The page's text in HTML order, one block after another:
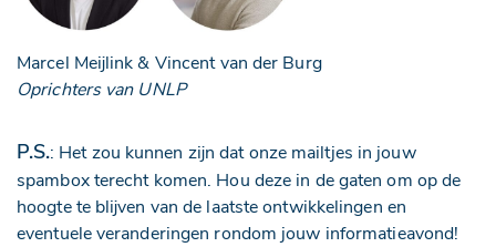
Marcel Meijlink & Vincent van der Burg
Oprichters van UNLP
P.S.: Het zou kunnen zijn dat onze mailtjes in jouw
spambox terecht komen. Hou deze in de gaten om op de
hoogte te blijven van de laatste ontwikkelingen en
eventuele veranderingen rondom jouw informatieavond!